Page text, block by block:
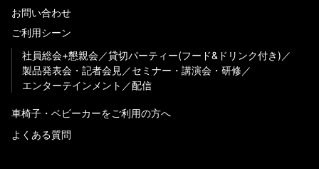
お問い合わせ
ご利用シーン
社員総会+懇親会
貸切パーティー(フード&ドリンク付き)
製品発表会・記者会見
セミナー・講演会・研修
エンターテインメント
配信
車椅子・ベビーカーをご利用の方へ
よくある質問